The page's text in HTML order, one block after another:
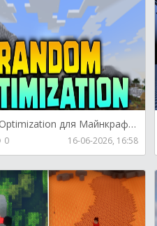
Random Optimization для Майнкрафт [1.20.6, 1.20.5, 1.20.4]
0 16-06-2026, 16:58